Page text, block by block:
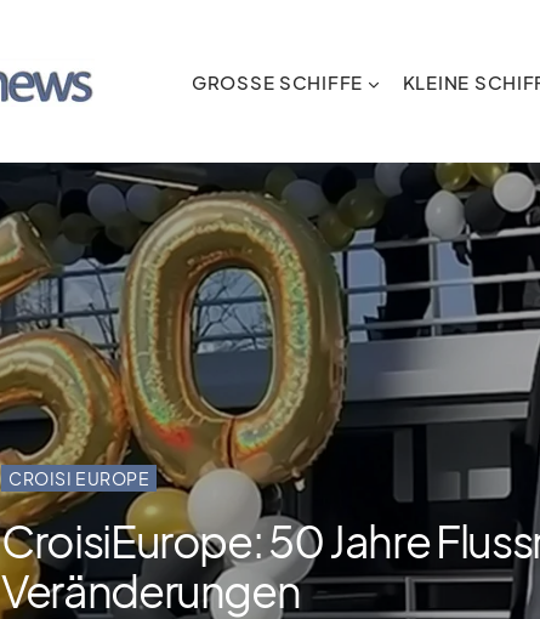
GROSSE SCHIFFE KLEINE
CROISI EUROPE
CroisiEurope: 50 Jahre
Veränderungen